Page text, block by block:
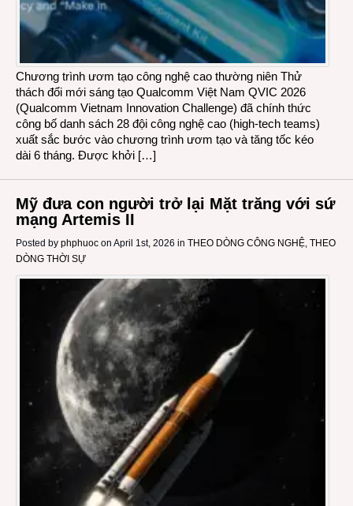
Chương trình ươm tạo công nghệ cao thường niên Thử
thách đổi mới sáng tạo Qualcomm Việt Nam QVIC 2026
(Qualcomm Vietnam Innovation Challenge) đã chính thức
công bố danh sách 28 đội công nghệ cao (high‑tech teams)
xuất sắc bước vào chương trình ươm tạo và tăng tốc kéo
dài 6 tháng. Được khởi […]
Mỹ đưa con người trở lại Mặt trăng với sứ
mạng Artemis II
Posted by phphuoc on April 1st, 2026 in THEO DÒNG CÔNG NGHỆ, THEO
DÒNG THỜI SỰ